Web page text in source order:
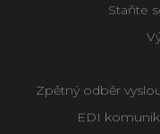
Staňte
Zpětný odběr
EDI